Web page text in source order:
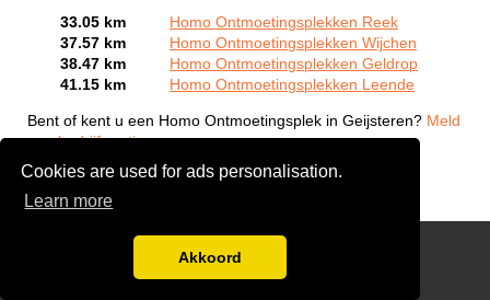
Cookies are used for ads personalisation.
Learn more
Akkoord
33.05 km
Homo Ontmoetingsplekken Reek
37.57 km
Homo Ontmoetingsplekken Wijchen
38.47 km
Homo Ontmoetingsplekken Geldrop
41.15 km
Homo Ontmoetingsplekken Leende
Bent of kent u een Homo Ontmoetingsplek in Geijsteren? Meld
een bedrijf gratis aan